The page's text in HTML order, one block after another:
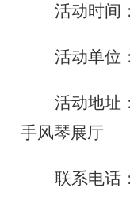
活动时间：
活动单位
活动地址
手风琴展厅
联系电话